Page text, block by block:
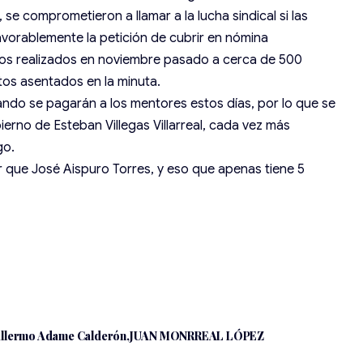
comprometieron a llamar a la lucha sindical si las
la petición de cubrir en nómina
realizados en noviembre pasado a cerca de 500
asentados en la minuta.
se pagarán a los mentores estos días, por lo que se
de Esteban Villegas Villarreal, cada vez más
José Aispuro Torres, y eso que apenas tiene 5
Adame Calderón JUAN MONRREAL LÓPEZ